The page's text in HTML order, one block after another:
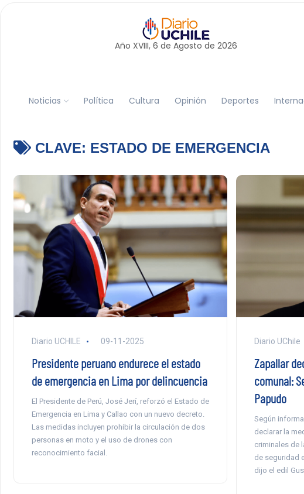
Año XVIII, 6 de Agosto de 2026
Noticias Política Cultura Opinión Deportes
CLAVE: ESTADO DE EMERGENCIA
Diario UCHILE 09-11-2025
Presidente peruano endurece el estado
de emergencia en Lima por delincuencia
El Presidente de Perú, José Jerí, reforzó el Estado de
Emergencia en Lima y Callao con un nuevo decreto.
Las medidas incluyen prohibir la circulación de dos
personas en moto y el uso de drones con
reconocimiento facial.
Diario UChile
Zapallar
comunal:
Papudo
Según
declarar la
criminales de
de seguridad
dijo el edil